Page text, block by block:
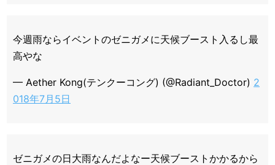
今週雨ならイベントのゼニガメに天候ブースト入るし最
高やな
— Aether Kong(テンクーコング) (@Radiant_Doctor) 2
018年7月5日
ゼニガメの日大雨なんだよなー天候ブーストかかるから